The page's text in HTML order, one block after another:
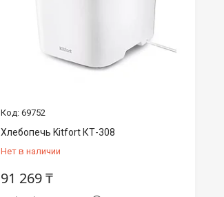
69752
Хлебопечь Kitfort КТ-308
Нет в наличии
91 269 ₸